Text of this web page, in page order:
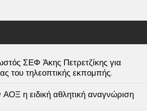
ΣΕΦ Άκης Πετρετζίκης για
του τηλεοπτικής εκπομπής.
η ειδική αθλητική αναγνώριση